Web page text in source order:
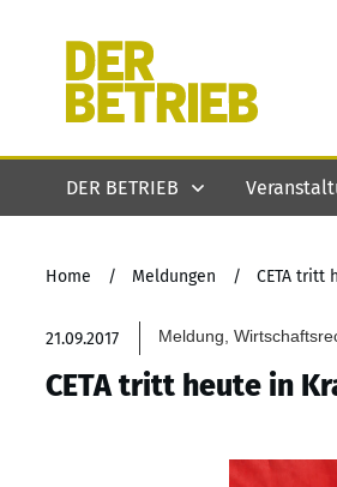
DER BETRIEB
Home / Meldungen / CETA tritt
21.09.2017 Meldung,
CETA tritt heute in